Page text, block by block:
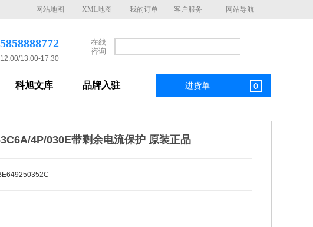
网站导航
客户服务
网站地图 XML地图 我的订单
在线
咨询
13:00-17:30
科旭文库 品牌入驻 进货单 0
4P/030E带剩余电流保护 原装正品